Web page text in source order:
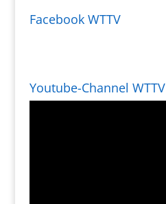
Facebook WTTV
Youtube-Channel WTTV